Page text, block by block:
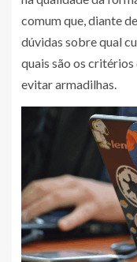
comum que, diante
dúvidas sobre qual
quais são os
evitar armadilhas.